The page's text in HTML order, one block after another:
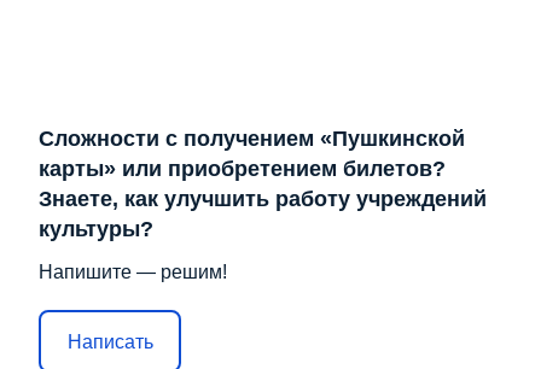
Сложности с получением «Пушкинской
карты» или приобретением билетов?
Знаете, как улучшить работу учреждений
культуры?
Напишите — решим!
Написать